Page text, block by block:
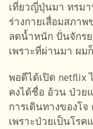
เที่ยวญี่ปุ่นมา ทรมา
ร่างกายเสื่อมสภา
ลดน้ำหนัก ปั่นจักร
เพราะที่ผ่านมา ผม
พอดีได้เปิด netflix
คงได้ชื่อ อ้วน ป่วย
การเดินทางของโ
เพราะป่วยเป็นโร